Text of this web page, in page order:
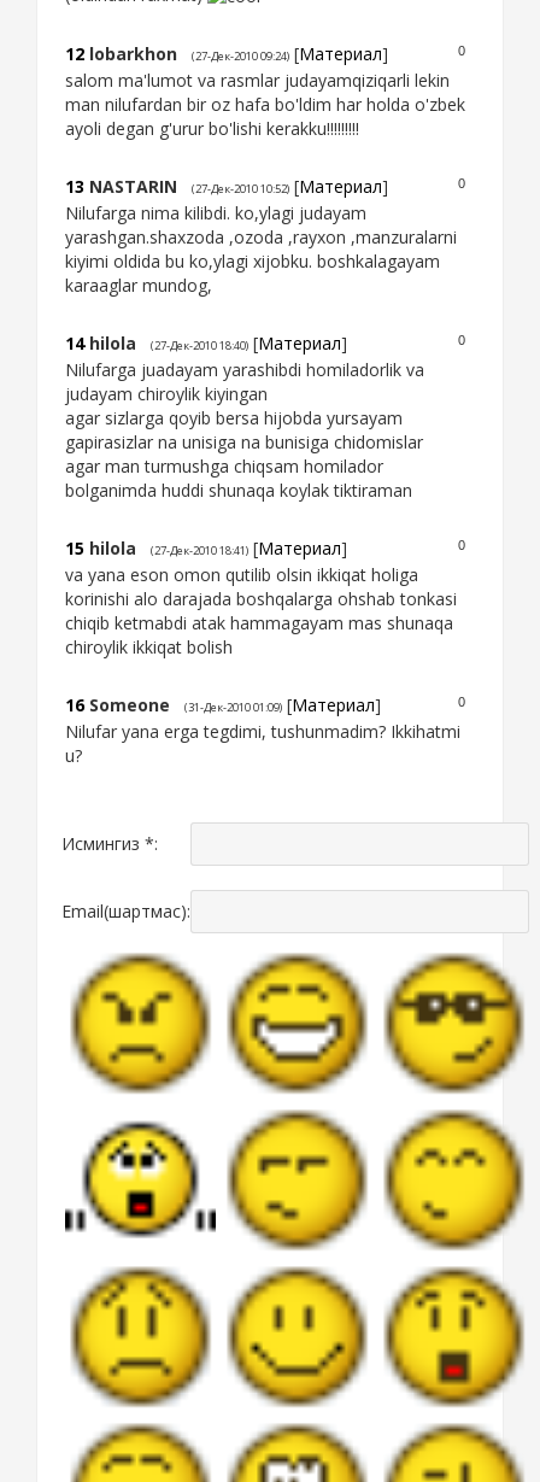
0
12 lobarkhon (27-Дек-2010 09:24) [Материал]
salom ma'lumot va rasmlar judayamqiziqarli lekin
man nilufardan bir oz hafa bo'ldim har holda o'zbek
ayoli degan g'urur bo'lishi kerakku!!!!!!!!!
0
13 NASTARIN (27-Дек-2010 10:52) [Материал]
Nilufarga nima kilibdi. ko,ylagi judayam
yarashgan.shaxzoda ,ozoda ,rayxon ,manzuralarni
kiyimi oldida bu ko,ylagi xijobku. boshkalagayam
karaaglar mundog,
0
14 hilola (27-Дек-2010 18:40) [Материал]
Nilufarga juadayam yarashibdi homiladorlik va
judayam chiroylik kiyingan
agar sizlarga qoyib bersa hijobda yursayam
gapirasizlar na unisiga na bunisiga chidomislar
agar man turmushga chiqsam homilador
bolganimda huddi shunaqa koylak tiktiraman
0
15 hilola (27-Дек-2010 18:41) [Материал]
va yana eson omon qutilib olsin ikkiqat holiga
korinishi alo darajada boshqalarga ohshab tonkasi
chiqib ketmabdi atak hammagayam mas shunaqa
chiroylik ikkiqat bolish
0
16 Someone (31-Дек-2010 01:09) [Материал]
Nilufar yana erga tegdimi, tushunmadim? Ikkihatmi
u?
Исмингиз *:
Email(шартмас):